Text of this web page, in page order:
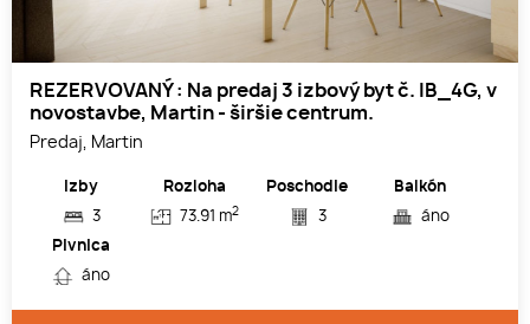
REZERVOVANÝ : Na predaj 3 izbový byt č. IB_4G, v
novostavbe, Martin - širšie centrum.
Predaj, Martin
Izby
3
Rozloha
73.91 m2
Poschodie
3
Balkón
áno
Pivnica
áno